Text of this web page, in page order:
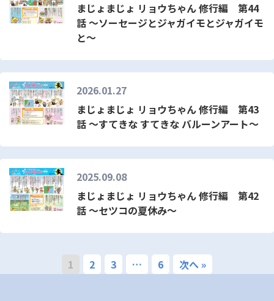
まじょまじょ リョウちゃん 修行編 第44
話 ～ソーセージとジャガイモとジャガイモ
と～
2026.01.27
まじょまじょ リョウちゃん 修行編 第43
話 ～すてきな すてきな バルーンアート～
2025.09.08
まじょまじょ リョウちゃん 修行編 第42
話 ～セツコの夏休み～
1 2 3 … 6 次へ »